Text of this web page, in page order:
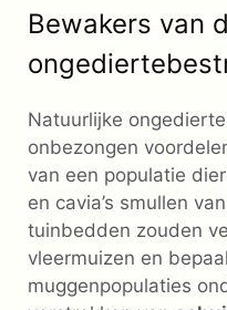
Bewakers van
Natuurlijke
onbezongen
van een populatie
en cavia’s smullen
tuinbedden zouden
vleermuizen en
muggenpopulaties